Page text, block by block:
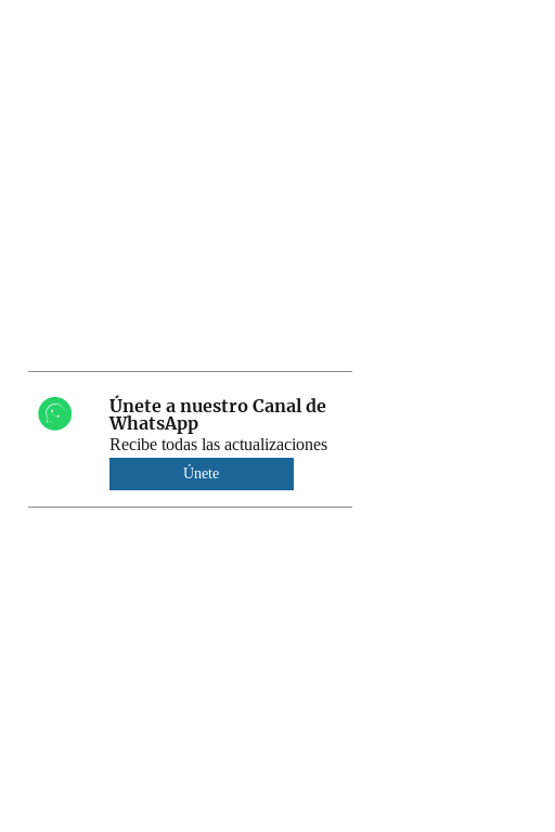
Únete a nuestro Canal de
WhatsApp
Recibe todas las actualizaciones
Únete